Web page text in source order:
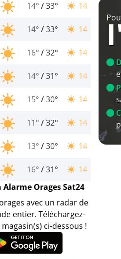
14° /33° 14
14° /33° 14
16° /32° 14
14° /31° 14
15° /30° 14
11° /32° 14
13° /30° 14
16° /31°
14
Orages Sat24
avec un radar de
entier. Téléchargez-
ci-dessous !